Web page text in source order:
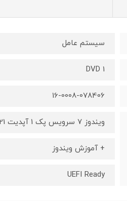
سیستم عامل
1 DVD
16-0008-078406
ویندوز 7 سرویس پک 1 آپدیت 2021 به همراه اسیستنت
+ آموزش ویندوز
UEFI Ready